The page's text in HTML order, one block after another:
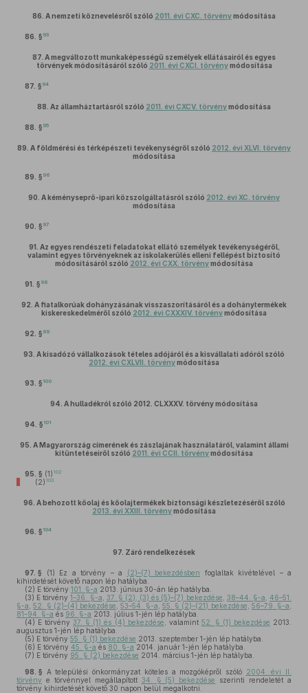
86. A nemzeti köznevelésről szóló 2011. évi CXC. törvénymódosítása
86. § 93
87. A megváltozott munkaképességű személyek ellátásairól és egyes
törvények módosításáról szóló 2011. évi CXCI. törvénymódosítása
87. § 94
88. Az államháztartásról szóló 2011. évi CXCV. törvénymódosítása
88. § 95
89. A földmérési és térképészeti tevékenységről szóló 2012. évi XLVI. törvény
módosítása
89. § 96
90. A kéményseprő-ipari közszolgáltatásról szóló 2012. évi XC. törvény
módosítása
90. § 97
91. Az egyes rendészeti feladatokat ellátó személyek tevékenységéről,
valamint egyes törvényeknek az iskolakerülés elleni fellépést biztosító
módosításáról szóló 2012. évi CXX. törvénymódosítása
91. § 98
92. A fiatalkorúak dohányzásának visszaszorításáról és a dohánytermékek
kiskereskedelméről szóló 2012. évi CXXXIV. törvénymódosítása
92. § 99
93. A kisadózó vállalkozások tételes adójáról és a kisvállalati adóról szóló
2012. évi CXLVII. törvénymódosítása
93. § 100
94. A hulladékról szóló 2012. CLXXXV. törvény módosítása
94. § 101
95. A Magyarország címerének és zászlajának használatáról, valamint állami
kitüntetéseiről szóló 2011. évi CCII. törvénymódosítása
95. § (1) 102
(2) 103
96. A behozott kőolaj és kőolajtermékek biztonsági készletezéséről szóló
2013. évi XXIII. törvénymódosítása
96. § 104
97. Záró rendelkezések
97. § (1) Ez a törvény – a (2)–(7) bekezdésben foglaltak kivételével – a
kihirdetését követő napon lép hatályba.
(2) E törvény 101. §-a 2013. június 30-án lép hatályba.
(3) E törvény1–36. §-a 37. § (2), (3) és (5)–(7) bekezdése 38–44. §-a ,46–51.
§-a ,52. § (2)–(4) bekezdése ,53–54. §-a 55. § (2)–(21) bekezdése 56–79. §-a
81–94. §-a és 96. §-a 2013. július 1-jén lép hatályba.
(4) E törvény37. § (1) és (4) bekezdése , valamint 52. § (1) bekezdése 2013.
augusztus 1-jén lép hatályba.
(5) E törvény 55. § (1) bekezdése 2013. szeptember 1-jén lép hatályba.
(6) E törvény 45. §-a és 80. §-a 2014. január 1-jén lép hatályba.
(7) E törvény 95. § (2) bekezdése 2014. március 1-jén lép hatályba.
98. § A települési önkormányzat köteles a mozgóképről szóló 2004. évi II.
törvény e törvénnyel megállapított 34. § (5) bekezdése
szerinti rendeletét a
törvény kihirdetését követő 30 napon belül megalkotni.